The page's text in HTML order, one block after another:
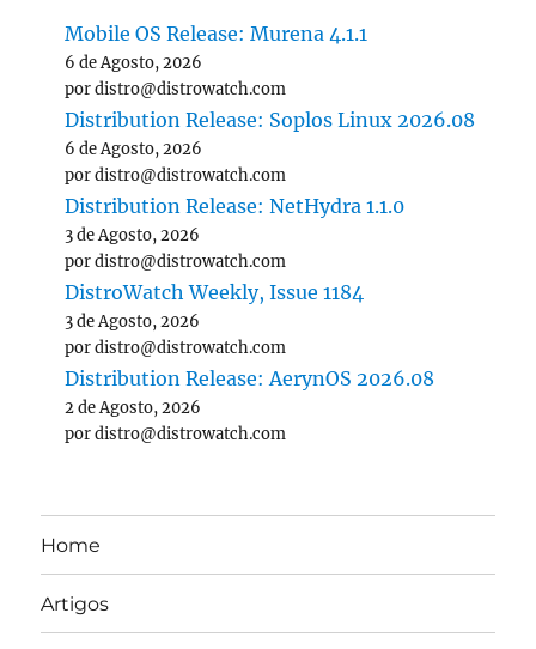
Mobile OS Release: Murena 4.1.1
6 de Agosto, 2026
por distro@distrowatch.com
Distribution Release: Soplos Linux 2026.08
6 de Agosto, 2026
por distro@distrowatch.com
Distribution Release: NetHydra 1.1.0
3 de Agosto, 2026
por distro@distrowatch.com
DistroWatch Weekly, Issue 1184
3 de Agosto, 2026
por distro@distrowatch.com
Distribution Release: AerynOS 2026.08
2 de Agosto, 2026
por distro@distrowatch.com
Home
Artigos